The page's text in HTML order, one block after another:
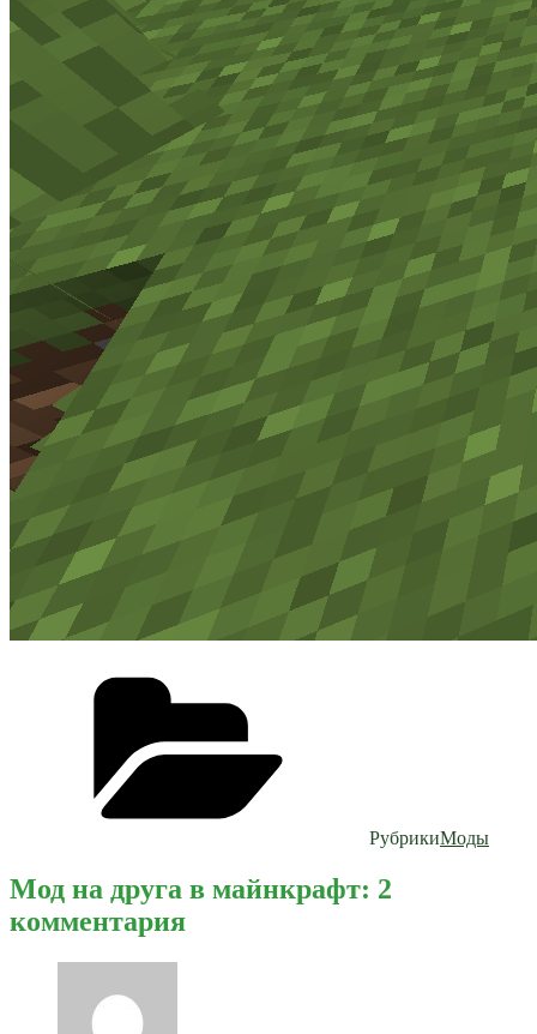
РубрикиМоды
Мод на друга в майнкрафт: 2
комментария